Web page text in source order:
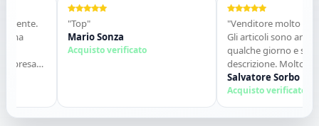
"Top"
Mario Sonza
Acquisto verificato
"Venditore molto serio e
Gli articoli sono arrivati
qualche giorno e sono
descrizione. Molto
contatti. Consigliato."
Salvatore Sorbo
Acquisto verificato